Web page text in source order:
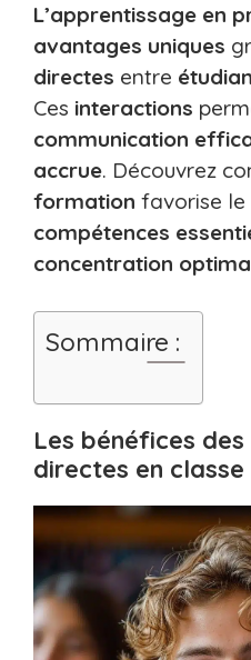
L’apprentissage en
avantages uniques
directes entre
Ces interactions
communication
accrue. Découvrez
formation favorise le
compétences
concentration
Sommaire :
Les bénéfices
directes en classe